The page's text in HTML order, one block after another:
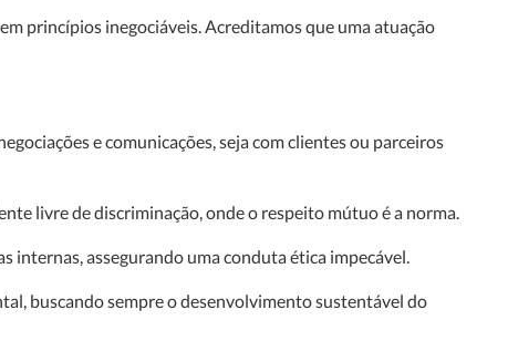
princípios inegociáveis. Acreditamos que uma atuação
e comunicações, seja com clientes ou parceiros
livre de discriminação, onde o respeito mútuo é a norma.
internas, assegurando uma conduta ética impecável.
buscando sempre o desenvolvimento sustentável do